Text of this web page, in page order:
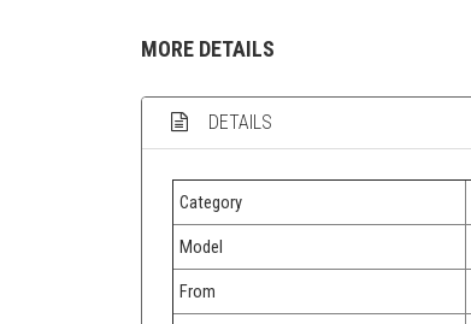
MORE DETAILS
DETAILS
Category
Model
From